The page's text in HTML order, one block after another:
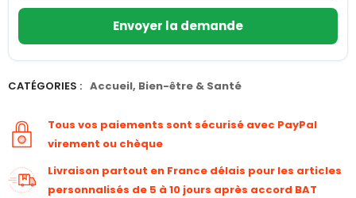
Envoyer la demande
CATÉGORIES : Accueil, Bien-être & Santé
Tous vos paiements sont sécurisé avec PayPal
virement ou chèque
Livraison partout en France délais pour les articles
personnalisés de 5 à 10 jours après accord BAT